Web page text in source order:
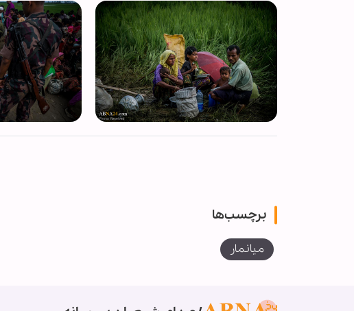
برچسب‌ها
میانمار